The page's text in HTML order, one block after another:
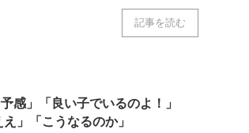
記事を読む
感」「良い子でいるのよ！」
」「こうなるのか」